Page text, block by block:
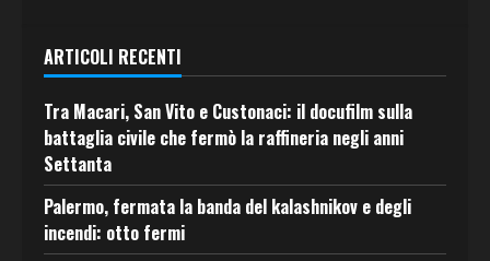
ARTICOLI RECENTI
Tra Macari, San Vito e Custonaci: il docufilm sulla
battaglia civile che fermò la raffineria negli anni
Settanta
Palermo, fermata la banda del kalashnikov e degli
incendi: otto fermi